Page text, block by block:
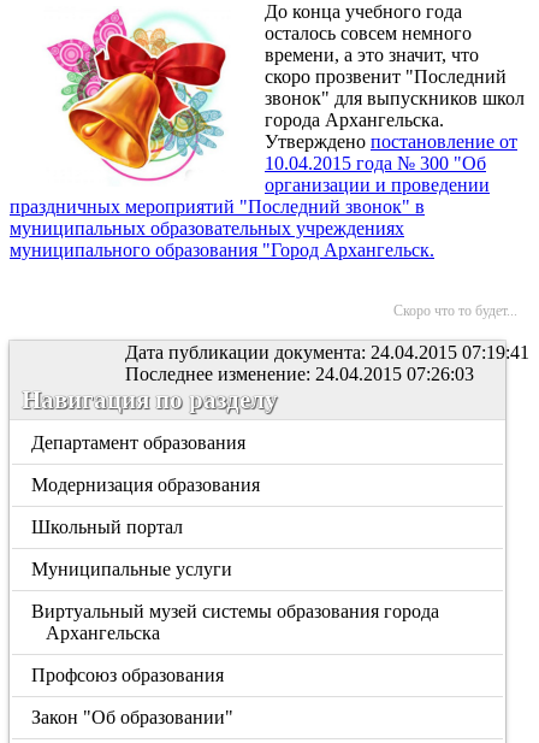
До конца учебного года
осталось совсем немного
времени, а это значит, что
скоро прозвенит "Последний
звонок" для выпускников школ
города Архангельска.
Утверждено постановление от
10.04.2015 года № 300 "Об
организации и проведении
праздничных мероприятий "Последний звонок" в
муниципальных образовательных учреждениях
муниципального образования "Город Архангельск.
Скоро что то будет...
Дата публикации документа: 24.04.2015 07:19:41
Последнее изменение: 24.04.2015 07:26:03
Навигация по разделу
Департамент образования
Модернизация образования
Школьный портал
Муниципальные услуги
Виртуальный музей системы образования города
Архангельска
Профсоюз образования
Закон "Об образовании"